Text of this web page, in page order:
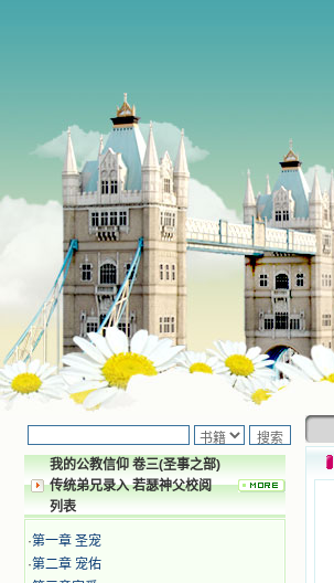
我的公教信仰 卷三(圣事之部)
传统弟兄录入 若瑟神父校阅
列表
·第一章 圣宠
·第二章 宠佑